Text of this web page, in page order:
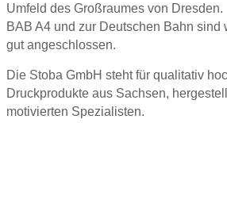
Umfeld des Großraumes von
BAB A4 und zur Deutschen Bahn sind
gut angeschlossen.
Die Stoba GmbH steht für qualitativ
Druckprodukte aus Sachsen,
motivierten Spezialisten.